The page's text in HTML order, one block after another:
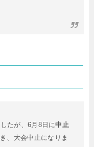
たが、6月8日に中止
、大会中止になりま